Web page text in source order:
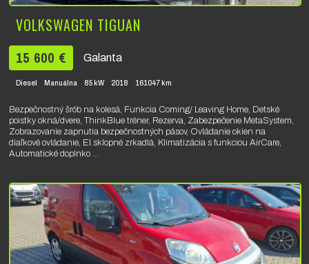
VOLKSWAGEN TIGUAN
15 600 € Galanta
Diesel Manuálna 85 kW 2018 161047 km
Bezpečnostný šrób na kolesá, Funkcia Coming/ Leaving Home, Detské
poistky okná/dvere, ThinkBlue tréner, Rezerva, Zabezpečenie MetaSystem,
Zobrazovanie zapnutia bezpečnostných pásov, Ovládanie okien na
diaľkové ovládanie, El.sklopné zrkadlá, Klimatizácia s funkciou AirCare,
Automatické doplnko ...